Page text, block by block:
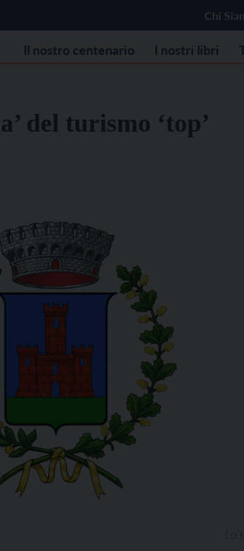
Chi
Il nostro centenario I nostri libri
del turismo ‘top’